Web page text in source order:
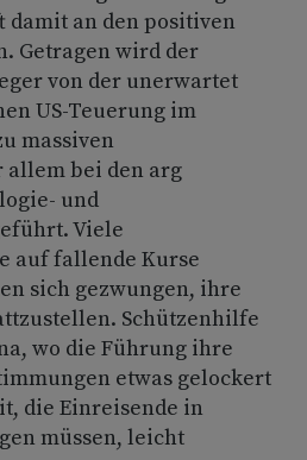
an den positiven
Getragen wird der
von der unerwartet
US-Teuerung im
massiven
allem bei den arg
und
Viele
auf fallende Kurse
sich gezwungen, ihre
Schützenhilfe
wo die Führung ihre
etwas gelockert
die Einreisende in
müssen, leicht